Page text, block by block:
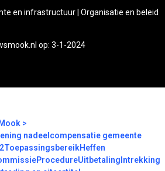
en infrastructuur | Organisatie en beleid
op: 3-1-2024
nadeelcompensatie gemeente